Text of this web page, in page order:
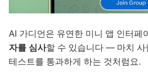
AI 가디언은 유연한 미니 앱 인터페
자를 심사할 수 있습니다 — 마치 사
테스트를 통과하게 하는 것처럼요.